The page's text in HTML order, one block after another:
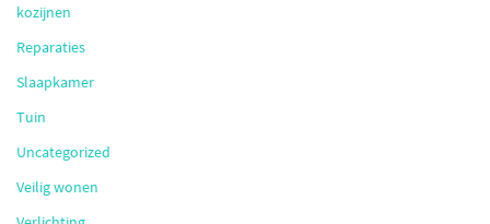
kozijnen
Reparaties
Slaapkamer
Tuin
Uncategorized
Veilig wonen